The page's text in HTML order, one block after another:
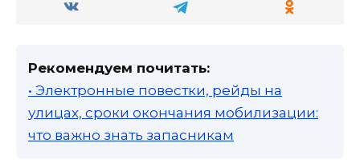
Рекомендуем почитать:
• Электронные повестки, рейды на
улицах, сроки окончания мобилизации:
что важно знать запасникам